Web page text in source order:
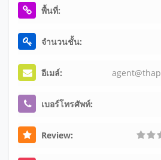
พื้นที่:
จำนวนชั้น:
อีเมล์: agent@thap
เบอร์โทรศัพท์:
Review: